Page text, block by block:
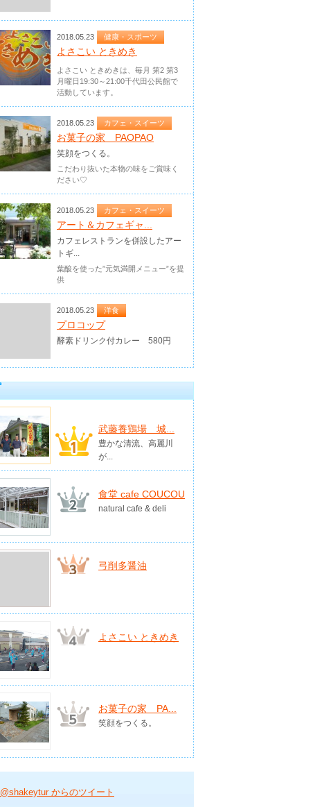
2018.05.23 健康・スポーツ
よさこい ときめき
よさこい ときめきは、毎月 第2 第3
月曜日19:30～21:00千代田公民館で
活動しています。
2018.05.23 カフェ・スイーツ
お菓子の家 PAOPAO
笑顔をつくる。
こだわり抜いた本物の味をご賞味く
ださい♡
2018.05.23 カフェ・スイーツ
アート＆カフェギャ...
カフェレストランを併設したアー
トギ...
葉酸を使った”元気満開メニュー”を提
供
2018.05.23 洋食
プロコップ
酵素ドリンク付カレー 580円
武藤養鶏場 城...
豊かな清流、高麗川
が...
食堂 cafe COUCOU
natural cafe & deli
弓削多醤油
よさこい ときめき
お菓子の家 PA...
笑顔をつくる。
@shakeytur からのツイート